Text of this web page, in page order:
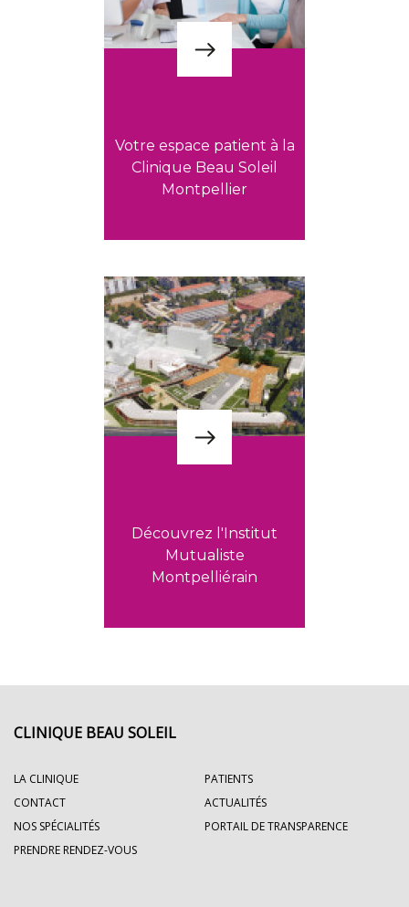
Votre espace patient à la
Clinique Beau Soleil
Montpellier
Découvrez l'Institut
Mutualiste
Montpelliérain
CLINIQUE BEAU SOLEIL
LA CLINIQUE
PATIENTS
CONTACT
ACTUALITÉS
NOS SPÉCIALITÉS
PORTAIL DE TRANSPARENCE
PRENDRE RENDEZ-VOUS